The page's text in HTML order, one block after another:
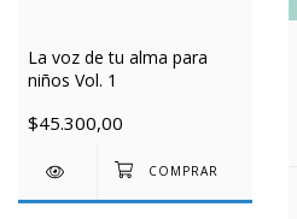
La voz de tu alma para
niños Vol. 1
$45.300,00